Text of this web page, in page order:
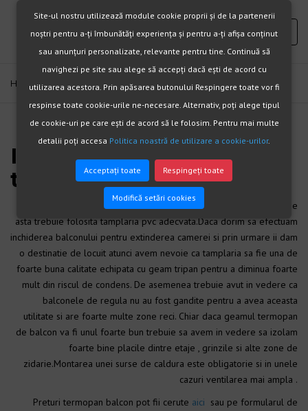
Site-ul nostru utilizează module cookie proprii și de la partenerii
noștri pentru a-ți îmbunătăți experiența și pentru a-ți afișa conținut
sau anunțuri personalizate, relevante pentru tine. Continuă să
navighezi pe site sau alege să accepți dacă ești de acord cu
utilizarea acestora. Prin apăsarea butonului Respingere toate vor fi
respinse toate cookie-urile ne-necesare. Alternativ, poți alege tipul
de cookie-uri pe care ești de acord să le folosim. Pentru mai multe
detalii poți accesa Politica noastră de utilizare a cookie-urilor.
Acceptați toate Respingeți toate
Modifică setări cookies
Home Preturi termopane balcon
Inchidere balcon sau
terasa
Inchiderile de balcon
se fac din mai multe motive si in functie de
asta trebuie folosita tamplaria pvc adecvata.Daca dorim sa efectuam
inchiderea balconului pentru extinderea camerei si prin urmare ii dam
o destinatie de locuit atunci avem nevoie ca tamplaria sa fie una de
foarte buna calitate echipata cu geam tripan pentru a diminua foarte
mult din riscul de condens. De asemenea trebuie avut in vedere ca
balconele de regula nu au fost gandite pentru a avea aceasta
utilitate si are foarte multe zone reci. Chiar daca geamul termopan
de balcon va fi unul foarte bun trebuie sa avem in vedere sa izolam
foarte bine placile dintre etaje , grinzile si alte zone de
zidarie.Montarea unei surse de caldura este obligatorie si in unele
cazuri ventilarea mai ampla .
Preturi termopan balcon pot fii cerute aici sau pe formularul de